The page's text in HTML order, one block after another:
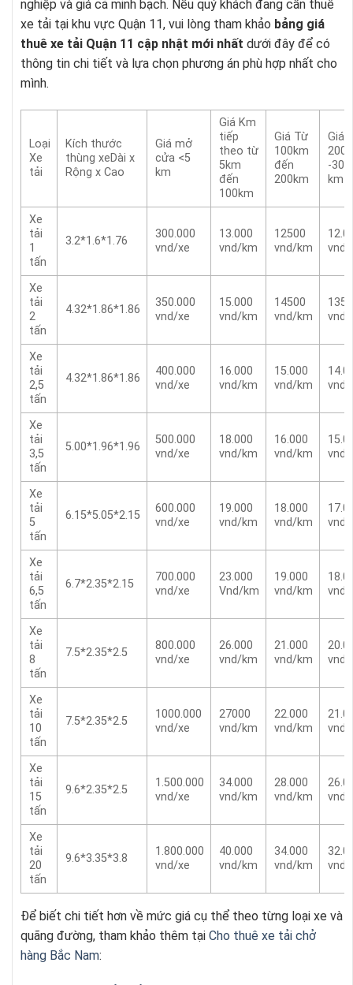
nghiệp và giá cả minh bạch. Nếu quý khách đang cần thuê
xe tải tại khu vực Quận 11, vui lòng tham khảo bảng giá
thuê xe tải Quận 11 cập nhật mới nhất dưới đây để có
thông tin chi tiết và lựa chọn phương án phù hợp nhất cho
mình.
Loại
Xe
tải
Kích thước
thùng xeDài x
Rộng x Cao
Giá mở
cửa <5
km
Giá Km
tiếp
theo từ
5km
đến
100km
Giá Từ
100km
đến
200km
Giá
-300
km
Xe
tải
1
tấn
3.2*1.6*1.76
300.000
vnd/xe
13.000
vnd/km
12500
vnd/km
vnd/
Xe
tải
2
tấn
4.32*1.86*1.86
350.000
vnd/xe
15.000
vnd/km
14500
vnd/km
vnd/
Xe
tải
2,5
tấn
4.32*1.86*1.86
400.000
vnd/xe
16.000
vnd/km
15.000
vnd/km
vnd/
Xe
tải
3,5
tấn
5.00*1.96*1.96
500.000
vnd/xe
18.000
vnd/km
16.000
vnd/km
vnd/
Xe
tải
5
tấn
6.15*5.05*2.15
600.000
vnd/xe
19.000
vnd/km
18.000
vnd/km
vnd/
Xe
tải
6,5
tấn
6.7*2.35*2.15
700.000
vnd/xe
23.000
Vnd/km
19.000
vnd/km
vnd/
Xe
tải
8
tấn
7.5*2.35*2.5
800.000
vnd/xe
26.000
vnd/km
21.000
vnd/km
vnd/
Xe
tải
10
tấn
7.5*2.35*2.5
1000.000
vnd/xe
27000
vnd/km
22.000
vnd/km
vnd/
Xe
tải
15
tấn
9.6*2.35*2.5
1.500.000
vnd/xe
34.000
vnd/km
28.000
vnd/km
vnd/
Xe
tải
20
tấn
9.6*3.35*3.8
1.800.000
vnd/xe
40.000
vnd/km
34.000
vnd/km
vnd/
Để biết chi tiết hơn về mức giá cụ thể theo từng loại xe và
quãng đường, tham khảo thêm tại Cho thuê xe tải chở
hàng Bắc Nam: